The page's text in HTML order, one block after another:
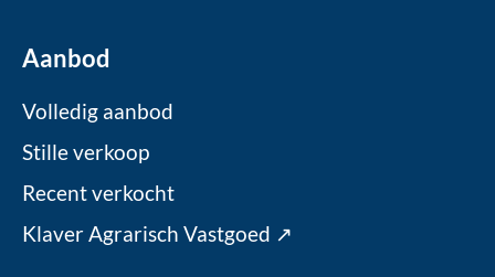
Aanbod
Volledig aanbod
Stille verkoop
Recent verkocht
Klaver Agrarisch Vastgoed ↗